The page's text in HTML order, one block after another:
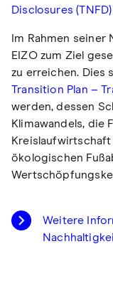
Disclosures (TNFD)
Im Rahmen
EIZO zum Ziel
zu erreichen. Dies
Transition Plan –
werden, dessen
Klimawandels, die
ökologischen
Weitere